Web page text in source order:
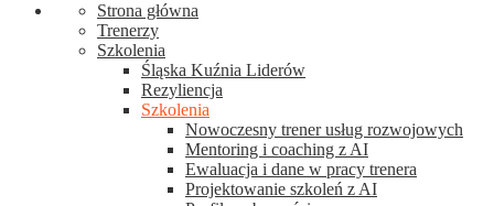
Strona główna
Trenerzy
Szkolenia
Śląska Kuźnia Liderów
Rezyliencja
Szkolenia
Nowoczesny trener usług rozwojowych
Mentoring i coaching z AI
Ewaluacja i dane w pracy trenera
Projektowanie szkoleń z AI